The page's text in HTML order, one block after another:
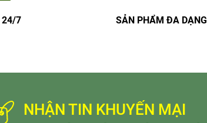
24/7 SẢN PHẨM ĐA DẠNG
NHẬN TIN KHUYẾN MẠI